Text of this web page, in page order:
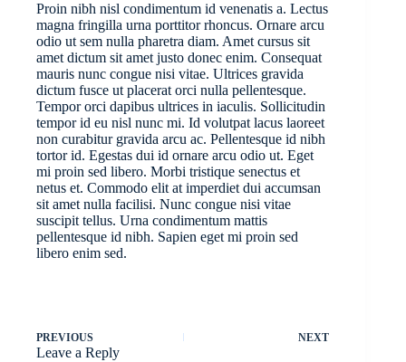
Proin nibh nisl condimentum id venenatis a. Lectus
magna fringilla urna porttitor rhoncus. Ornare arcu
odio ut sem nulla pharetra diam. Amet cursus sit
amet dictum sit amet justo donec enim. Consequat
mauris nunc congue nisi vitae. Ultrices gravida
dictum fusce ut placerat orci nulla pellentesque.
Tempor orci dapibus ultrices in iaculis. Sollicitudin
tempor id eu nisl nunc mi. Id volutpat lacus laoreet
non curabitur gravida arcu ac. Pellentesque id nibh
tortor id. Egestas dui id ornare arcu odio ut. Eget
mi proin sed libero. Morbi tristique senectus et
netus et. Commodo elit at imperdiet dui accumsan
sit amet nulla facilisi. Nunc congue nisi vitae
suscipit tellus. Urna condimentum mattis
pellentesque id nibh. Sapien eget mi proin sed
libero enim sed.
PREVIOUS NEXT
Leave a Reply